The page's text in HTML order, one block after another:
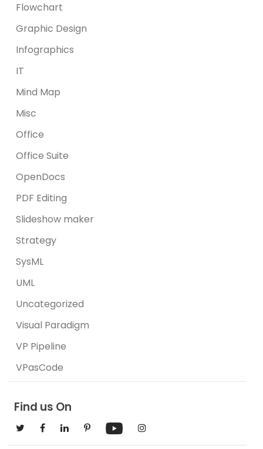
Flowchart
Graphic Design
Infographics
IT
Mind Map
Misc
Office
Office Suite
OpenDocs
PDF Editing
Slideshow maker
Strategy
SysML
UML
Uncategorized
Visual Paradigm
VP Pipeline
VPasCode
Find us On